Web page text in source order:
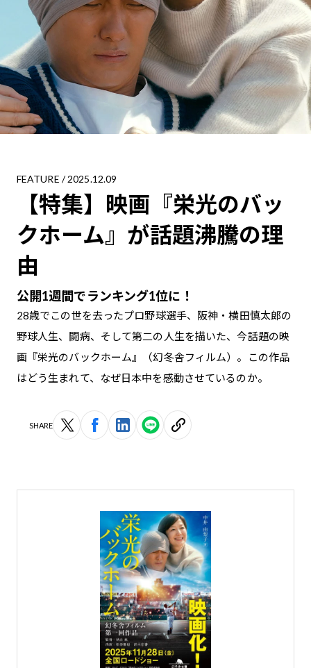
FEATURE / 2025.12.09
【特集】映画『栄光のバッ
クホーム』が話題沸騰の理
由
公開1週間でランキング1位に！
28歳でこの世を去ったプロ野球選手、阪神・横田慎太郎の
野球人生、闘病、そして第二の人生を描いた、今話題の映
画『栄光のバックホーム』（幻冬舎フィルム）。この作品
はどう生まれて、なぜ日本中を感動させているのか。
SHARE